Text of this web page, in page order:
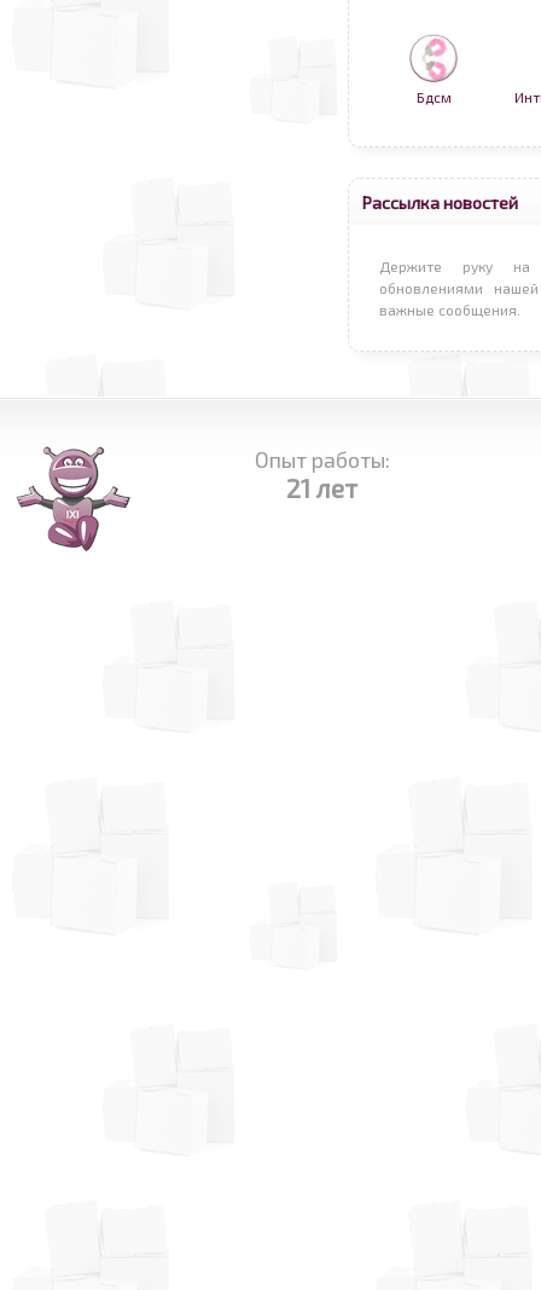
Бдсм
Рассылка новостей
Держите руку на
обновлениями
важные сообщения.
Опыт работы:
21 лет